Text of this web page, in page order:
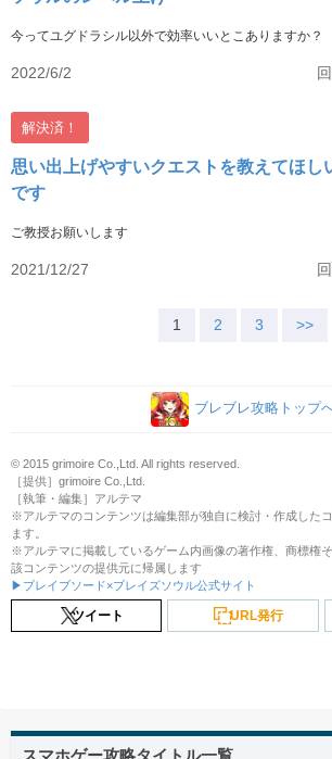
今ってユグドラシル以外で効率いいとこありますか？
2022/6/2
解決済！
思い出上げやすいクエストを教えてほし
です
ご教授お願いします
2021/12/27
1 2 3 >>
ブレブレ攻略トップ
© 2015 grimoire Co.,Ltd. All rights reserved.
［提供］grimoire Co.,Ltd.
［執筆・編集］アルテマ
※アルテマのコンテンツは編集部が独自に検討・作成した
ます。
※アルテマに掲載しているゲーム内画像の著作権、商標権
該コンテンツの提供元に帰属します
▶ブレイブソード×ブレイズソウル公式サイト
ツイート URL発行